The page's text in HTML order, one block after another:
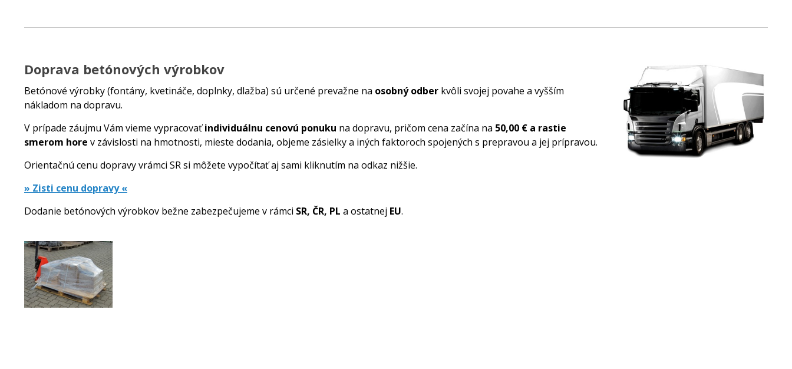
Doprava betónových výrobkov
Betónové výrobky (fontány, kvetináče, doplnky, dlažba) sú určené prevažne na osobný odber kvôli svojej povahe a vyšším
nákladom na dopravu.
V prípade záujmu Vám vieme vypracovaťindividuálnu cenovú ponuku na dopravu, pričom cena začína na 50,00 € a rastie
smerom hore v závislosti na hmotnosti, mieste dodania, objeme zásielky a iných faktoroch spojených s prepravou a jej prípravou.
Orientačnú cenu dopravy vrámci SR si môžete vypočítať aj sami kliknutím na odkaz nižšie.
» Zisti cenu dopravy «
Dodanie betónových výrobkov bežne zabezpečujeme v rámci SR, ČR, PL a ostatnej EU.